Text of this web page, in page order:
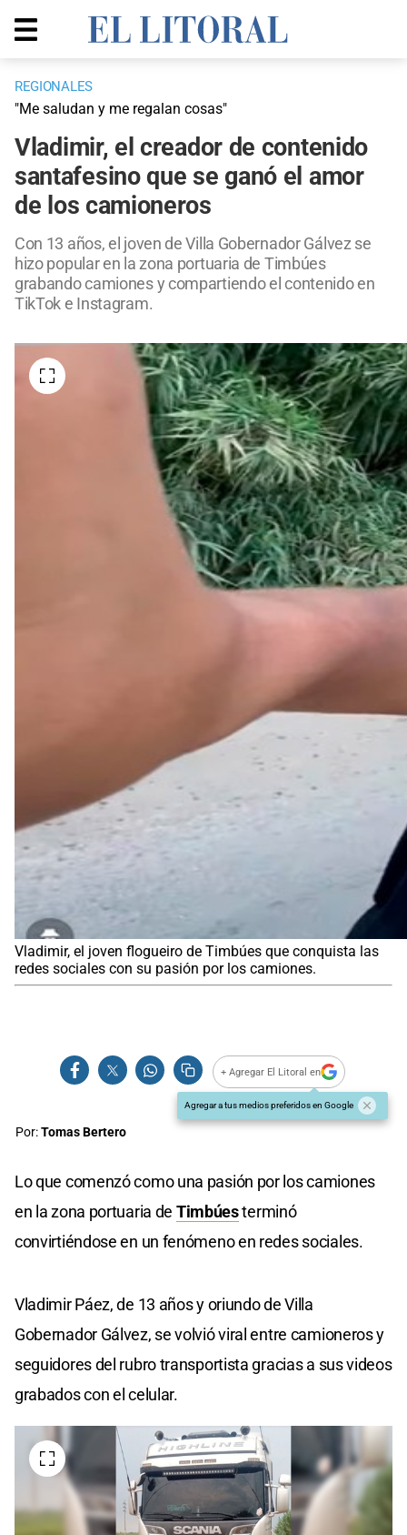
REGIONALES
"Me saludan y me regalan cosas"
Vladimir, el creador de contenido
santafesino que se ganó el amor
de los camioneros
Con 13 años, el joven de Villa Gobernador Gálvez se
hizo popular en la zona portuaria de Timbúes
grabando camiones y compartiendo el contenido en
TikTok e Instagram.
Vladimir, el joven flogueiro de Timbúes que conquista las
redes sociales con su pasión por los camiones.
+ Agregar El Litoral en
Agregar a tus medios preferidos en Google
Por:Tomas Bertero
Lo que comenzó como una pasión por los camiones
en la zona portuaria de Timbúesterminó
convirtiéndose en un fenómeno en redes sociales.
Vladimir Páez, de 13 años y oriundo de Villa
Gobernador Gálvez, se volvió viral entre camioneros y
seguidores del rubro transportista gracias a sus videos
grabados con el celular.